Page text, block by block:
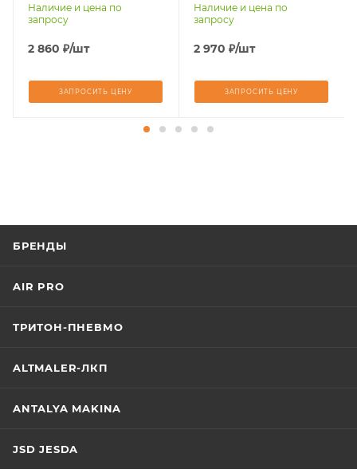
Atlas 55
Наличие и цена по
запросу
2 860 ₽/шт
ЗАПРОСИТЬ ЦЕНУ
Atlas 55
Наличие и цена по
запросу
2 970 ₽/шт
ЗАПРОСИТЬ ЦЕНУ
БРЕНДЫ
AIR PRO
ТРИТОН-ПНЕВМО
ALTMALER-ЛКП
ANTALYA MAKINA
JSD JESDA